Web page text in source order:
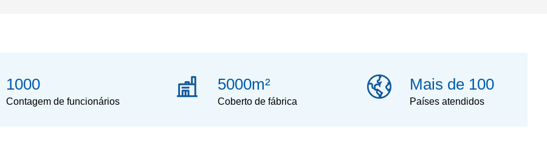
1000
Contagem de funcionários
5000m²
Coberto de fábrica
Mais de 100
Países atendidos